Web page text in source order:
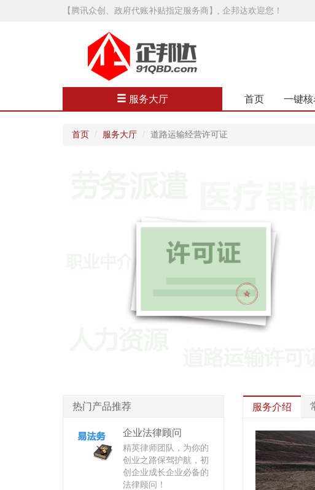
【腾讯众创、政府代账补贴指定服务商】, 企邦达欢迎您！
服务大厅 首页 一键核
首页 服务大厅 道路运输经营许可证
热门产品推荐
企业法律顾问
精英律师团队，为你的
创业之路保驾护航，初
创企业成长企业必备的
法律顾问！
服务介绍